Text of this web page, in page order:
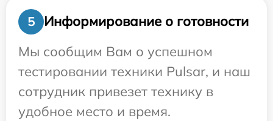
5
Информирование о готовности
Мы сообщим Вам о успешном
тестировании техники Pulsar, и наш
сотрудник привезет технику в
удобное место и время.